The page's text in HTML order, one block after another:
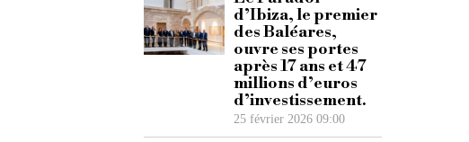
d’Ibiza, le premier
des Baléares,
ouvre ses portes
après 17 ans et 47
millions d’euros
d’investissement.
25 février 2026 09:00